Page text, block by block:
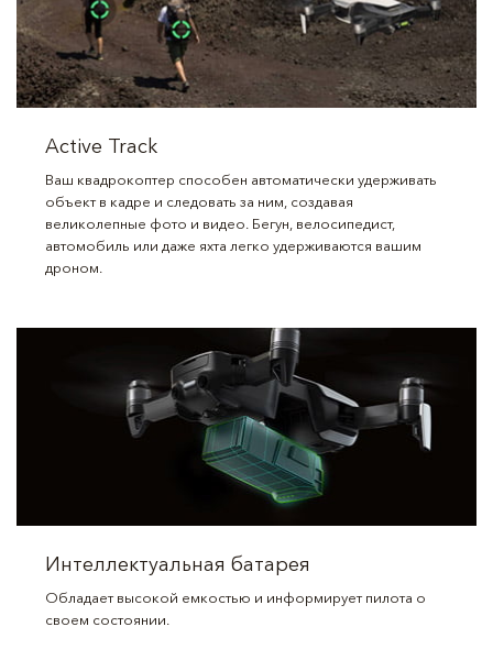
Active Track
Ваш квадрокоптер способен автоматически удерживать
объект в кадре и следовать за ним, создавая
великолепные фото и видео. Бегун, велосипедист,
автомобиль или даже яхта легко удерживаются вашим
дроном.
Интеллектуальная батарея
Обладает высокой емкостью и информирует пилота о
своем состоянии.